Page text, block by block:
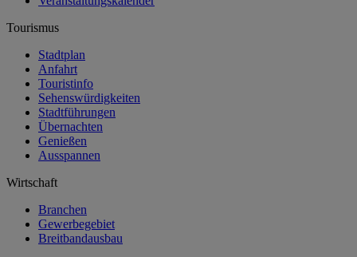
Tourismus
Stadtplan
Anfahrt
Touristinfo
Sehenswürdigkeiten
Stadtführungen
Übernachten
Genießen
Ausspannen
Wirtschaft
Branchen
Gewerbegebiet
Breitbandausbau